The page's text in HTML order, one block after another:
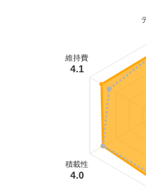
アプリや音楽な
が可能になった
積載性
4.0
維持費
4.1